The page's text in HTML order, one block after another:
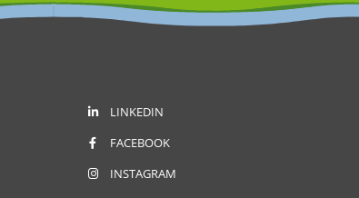
LINKEDIN
FACEBOOK
INSTAGRAM